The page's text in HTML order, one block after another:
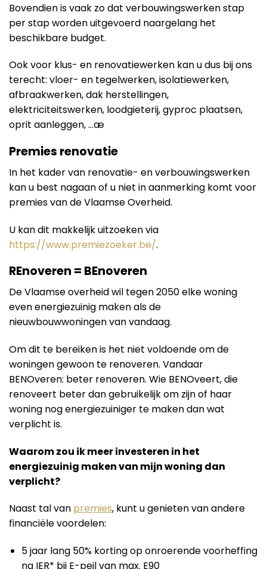
Bovendien is vaak zo dat verbouwingswerken stap
per stap worden uitgevoerd naargelang het
beschikbare budget.
Ook voor klus- en renovatiewerken kan u dus bij ons
terecht: vloer- en tegelwerken, isolatiewerken,
afbraakwerken, dak herstellingen,
elektriciteitswerken, loodgieterij, gyproc plaatsen,
oprit aanleggen, …æ
Premies renovatie
In het kader van renovatie- en verbouwingswerken
kan u best nagaan of u niet in aanmerking komt voor
premies van de Vlaamse Overheid.
U kan dit makkelijk uitzoeken via
https://www.premiezoeker.be/.
REnoveren = BEnoveren
De Vlaamse overheid wil tegen 2050 elke woning
even energiezuinig maken als de
nieuwbouwwoningen van vandaag.
Om dit te bereiken is het niet voldoende om de
woningen gewoon te renoveren. Vandaar
BENOveren: beter renoveren. Wie BENOveert, die
renoveert beter dan gebruikelijk om zijn of haar
woning nog energiezuiniger te maken dan wat
verplicht is.
Waarom zou ik meer investeren in het
energiezuinig maken van mijn woning dan
verplicht?
Naast tal van premies, kunt u genieten van andere
financiële voordelen:
5 jaar lang 50% korting op onroerende voorheffing
na IER* bij E-peil van max. E90